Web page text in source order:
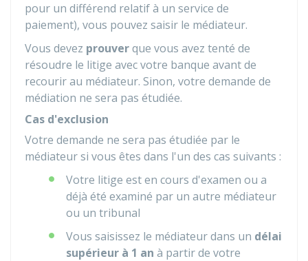
pour un différend relatif à un service de
paiement), vous pouvez saisir le médiateur.
Vous devez prouverque vous avez tenté de
résoudre le litige avec votre banque avant de
recourir au médiateur. Sinon, votre demande de
médiation ne sera pas étudiée.
Cas d'exclusion
Votre demande ne sera pas étudiée par le
médiateur si vous êtes dans l'un des cas suivants :
Votre litige est en cours d'examen ou a
déjà été examiné par un autre médiateur
ou un tribunal
Vous saisissez le médiateur dans un délai
supérieur à 1 an à partir de votre